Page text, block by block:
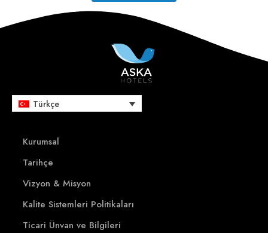
Türkçe
Kurumsal
Tarihçe
Vizyon & Misyon
Kalite Sistemleri Politikaları
Ticari Ünvan ve Bilgileri
Aska Lara Resort & SPA
Aska Bayview Resort
Aska Just In Beach​
Aska News
İletişim
Rezervasyon (0242) 320 57 00